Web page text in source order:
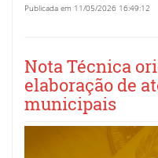
Publicada em 11/05/2026 16:49:12
Nota Técnica
elaboração de
municipais